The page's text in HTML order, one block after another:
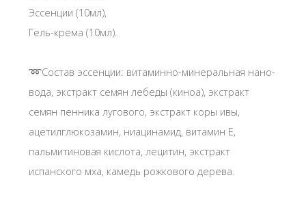
Эссенции (10мл),
Гель-крема (10мл).
➿Состав эссенции: витаминно-минеральная нано-
вода, экстракт семян лебеды (киноа), экстракт
семян пенника лугового, экстракт коры ивы,
ацетилглюкозамин, ниацинамид, витамин Е,
пальмитиновая кислота, лецитин, экстракт
испанского мха, камедь рожкового дерева.